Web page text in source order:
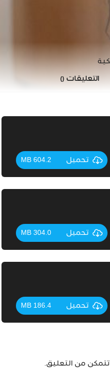
التعليقات ()
تحميل 604.2 MB
تحميل 304.0 MB
تحميل 186.4 MB
من التعليق.